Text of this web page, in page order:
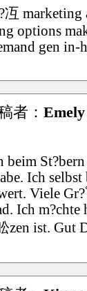
marketing
options
gen in-
者： Emely
beim
Ich
Viele Gr?
Ich
zen ist. Gut